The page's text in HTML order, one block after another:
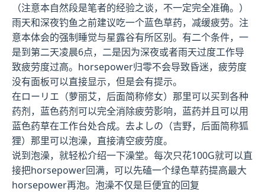
（注意本自然段是笔者的经验之谈，不一定完全准确。）
雨天和深夜钓鱼之前建议吃一个蓝色草药，减缓疲劳。注
意本体会的强制睡觉与星露谷有所区别。有二个条件，一
是到第二天凌晨6点，二是因为深夜或者雨天过度工作导
致疲劳度过高。horsepower归零不会导致昏迷，疲劳度
没有面板可以直接显示，但是会有提示。
在ローリエ（萝丽艾，后面简称修女）那里可以买到各种
药剂，蓝色药剂可以完全消除疲劳影响，蓝药并且可以用
蓝色药草在工作台处合成。去よしの（吉野，后面简称狐
狸）那里可以泡澡，直接清空疲劳度。
说到泡澡，就轻松介绍一下澡堂。每次只花100G就可以直
接把horsepower回满，可以先磕一个绿色草药提高最大
horsepower再泡。泡澡不仅是巨便宜的回复